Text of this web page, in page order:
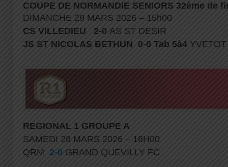
COUPE DE NORMANDIE SENIORS 32ème de
DIMANCHE 29 MARS 2026 – 15h00
CS VILLEDIEU 2-0 AS ST DESIR
JS ST NICOLAS BETHUN 0-0 Tab 5à4
REGIONAL 1 GROUPE A
SAMEDI 28 MARS 2026 – 18H00
QRM 2-0 GRAND QUEVILLY FC